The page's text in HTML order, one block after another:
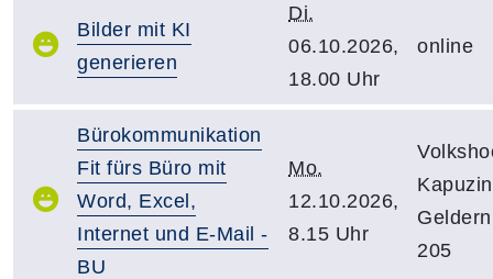
Bilder mit KI
generieren
Di.
06.10.2026,
18.00 Uhr
online
Bürokommunikation
Fit fürs Büro mit
Word, Excel,
Internet und E-Mail -
BU
Mo.
12.10.2026,
8.15 Uhr
205